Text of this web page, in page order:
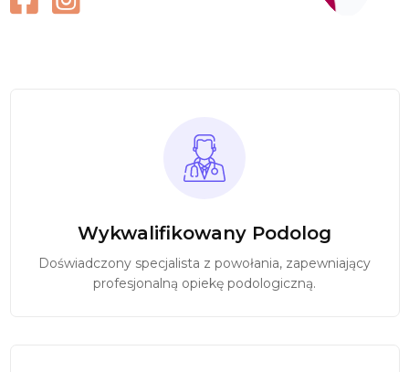
Wykwalifikowany Podolog
Doświadczony specjalista z powołania, zapewniający
profesjonalną opiekę podologiczną.